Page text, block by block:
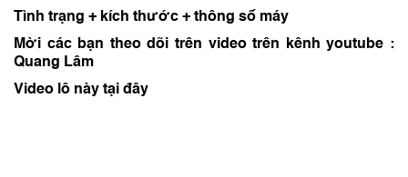
Tình trạng + kích thước + thông số máy
Mời các bạn theo dõi trên video trên kênh youtube :
Quang Lâm
Video lô này tại đây